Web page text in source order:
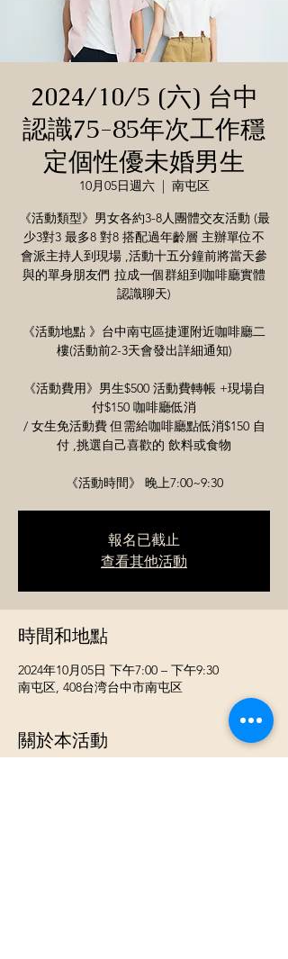
2024/10/5 (六) 台中
認識75-85年次工作穩
定個性優未婚男生
10月05日週六
  |
南屯区
《活動類型》男女各約3-8人團體交友活動 (最
少3對3 最多8 對8 搭配過年齡層 主辦單位不
會派主持人到現場 ,活動十五分鐘前將當天參
與的單身朋友們 拉成一個群組到咖啡廳實體
認識聊天)
《活動地點 》台中南屯區捷運附近咖啡廳二
樓(活動前2-3天會發出詳細通知)
《活動費用》男生$500 活動費轉帳 +現場自
付$150 咖啡廳低消
/ 女生免活動費 但需給咖啡廳點低消$150 自
付 ,挑選自己喜歡的 飲料或食物
《活動時間》 晚上7:00~9:30
報名已截止
查看其他活動
時間和地點
2024年10月05日 下午7:00 – 下午9:30
南屯区, 408台湾台中市南屯区
關於本活動